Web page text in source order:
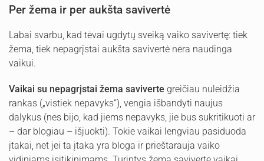
Per žema ir per aukšta savivertė
Labai svarbu, kad tėvai ugdytų sveiką vaiko savivertę: tiek
žema, tiek nepagrįstai aukšta savivertė nėra naudinga
vaikui.
Vaikai su nepagrįstai žema saviverte greičiau nuleidžia
rankas („vistiek nepavyks“), vengia išbandyti naujus
dalykus (nes bijo, kad jiems nepavyks, jie bus sukritikuoti ar
– dar blogiau – išjuokti). Tokie vaikai lengviau pasiduoda
įtakai, net jei ta įtaka yra bloga ir prieštarauja vaiko